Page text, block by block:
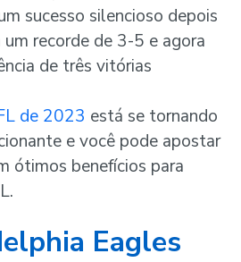
sucesso silencioso depois
recorde de 3-5 e agora
de três vitórias
de 2023 está se tornando
e você pode apostar
ótimos benefícios para
Eagles